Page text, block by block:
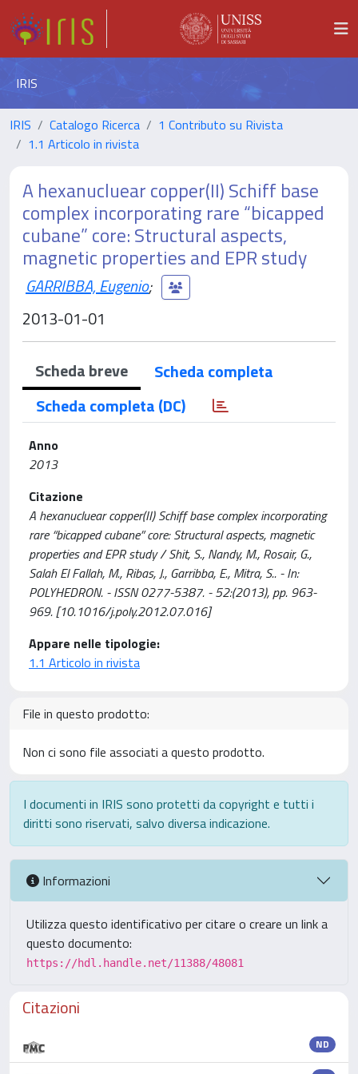
IRIS
IRIS Catalogo Ricerca
1 Contributo su Rivista
1.1 Articolo in rivista
A hexanucluear copper(II) Schiff base
complex incorporating rare “bicapped
cubane” core: Structural aspects,
magnetic properties and EPR study
GARRIBBA, Eugenio;
2013-01-01
Scheda breve
Scheda completa
Scheda completa (DC)
Anno
2013
Citazione
A hexanucluear copper(II) Schiff base complex incorporating
rare “bicapped cubane” core: Structural aspects, magnetic
properties and EPR study / Shit, S., Nandy, M., Rosair, G.,
Salah El Fallah, M., Ribas, J., Garribba, E., Mitra, S.. - In:
POLYHEDRON. - ISSN 0277-5387. - 52:(2013), pp. 963-
969. [10.1016/j.poly.2012.07.016]
Appare nelle tipologie:
1.1 Articolo in rivista
File in questo prodotto:
Non ci sono file associati a questo prodotto.
I documenti in IRIS sono protetti da copyright e tutti i
diritti sono riservati, salvo diversa indicazione.
Informazioni
Utilizza questo identificativo per citare o creare un link a
questo documento:
https://hdl.handle.net/11388/48081
Citazioni
ND